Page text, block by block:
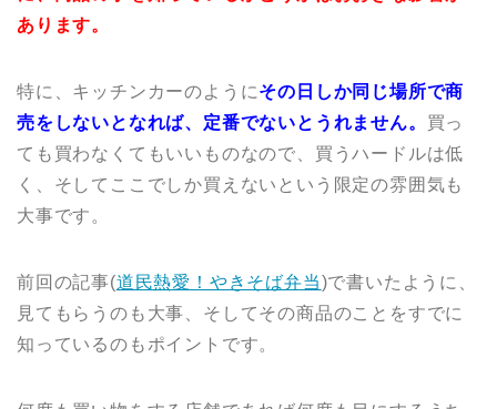
あります。
特に、キッチンカーのようにその日しか同じ場所で商
売をしないとなれば、定番でないとうれません。 買っ
ても買わなくてもいいものなので、買うハードルは低
く、そしてここでしか買えないという限定の雰囲気も
大事です。
前回の記事(道民熱愛！やきそば弁当)で書いたように、
見てもらうのも大事、そしてその商品のことをすでに
知っているのもポイントです。